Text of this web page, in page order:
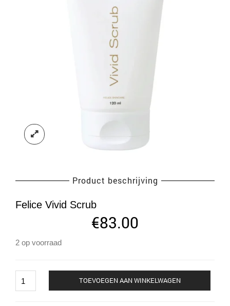
Product beschrijving
Felice Vivid Scrub
€83.00
2 op voorraad
Vivid
TOEVOEGEN AAN WINKELWAGEN